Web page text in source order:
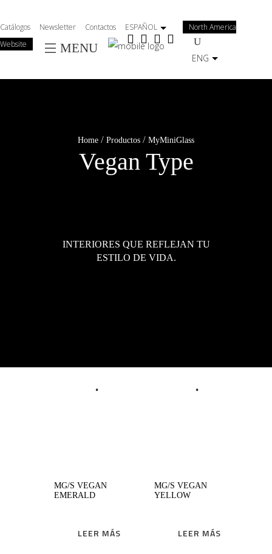
al
contenuto
Catálogos Newsletter Contactos ESPAÑOL
North America
Website
MENU
ENG
Home / Productos / MyMiniGlass
Vegan Type
INTERIORES QUE REFLEJAN TU
ESTILO DE VIDA.
MG/S VEGAN
EMERALD
LEER MÁS
MG/S VEGAN
YELLOW
LEER MÁS